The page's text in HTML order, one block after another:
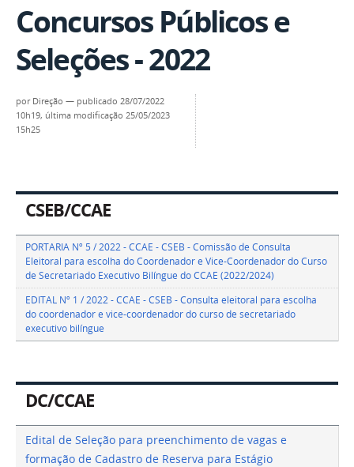
Concursos Públicos e
Seleções - 2022
por Direção — publicado 28/07/2022
10h19, última modificação 25/05/2023
15h25
CSEB/CCAE
PORTARIA Nº 5 / 2022 - CCAE - CSEB -Comissão de Consulta
Eleitoral para escolha do Coordenador e Vice-Coordenador do Curso
de Secretariado Executivo Bilíngue do CCAE (2022/2024)
EDITAL Nº 1 / 2022 - CCAE - CSEB - Consulta eleitoral para escolha
do coordenador e vice-coordenador do curso de secretariado
executivo bilíngue
DC/CCAE
Edital de Seleção para preenchimento de vagas e
formação de Cadastro de Reserva para Estágio